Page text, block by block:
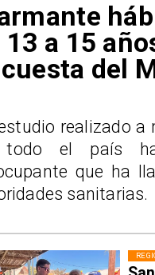
13 a 15
del
realizado a
el país
que ha
sanitarias.